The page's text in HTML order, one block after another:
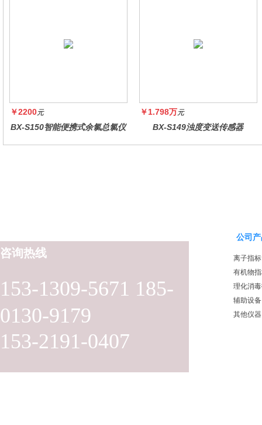
￥2200元
BX-S150智能便携式余氯总氯仪
￥1.798万元
BX-S149浊度变送传感器
153-1309-5671 185-
0130-9179
153-2191-0407
咨询热线
公司
离子指标
有机物
理化消
辅助设备
其他仪器